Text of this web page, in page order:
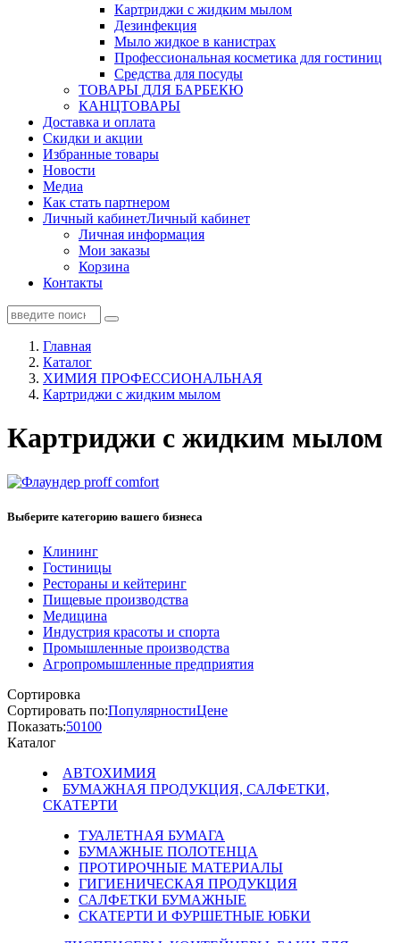
Картриджи с жидким мылом
Дезинфекция
Мыло жидкое в канистрах
Профессиональная косметика для гостиниц
Средства для посуды
ТОВАРЫ ДЛЯ БАРБЕКЮ
КАНЦТОВАРЫ
Доставка и оплата
Скидки и акции
Избранные товары
Новости
Медиа
Как стать партнером
Личный кабинетЛичный кабинет
Личная информация
Мои заказы
Корзина
Контакты
Главная
Каталог
ХИМИЯ ПРОФЕССИОНАЛЬНАЯ
Картриджи с жидким мылом
Картриджи с жидким мылом
Выберите категорию вашего бизнеса
Клининг
Гостиницы
Рестораны и кейтеринг
Пищевые производства
Медицина
Индустрия красоты и спорта
Промышленные производства
Агропромышленные предприятия
Сортировка
Сортировать по:ПопулярностиЦене
Показать:50100
Каталог
АВТОХИМИЯ
БУМАЖНАЯ ПРОДУКЦИЯ, САЛФЕТКИ,
СКАТЕРТИ
ТУАЛЕТНАЯ БУМАГА
БУМАЖНЫЕ ПОЛОТЕНЦА
ПРОТИРОЧНЫЕ МАТЕРИАЛЫ
ГИГИЕНИЧЕСКАЯ ПРОДУКЦИЯ
САЛФЕТКИ БУМАЖНЫЕ
СКАТЕРТИ И ФУРШЕТНЫЕ ЮБКИ